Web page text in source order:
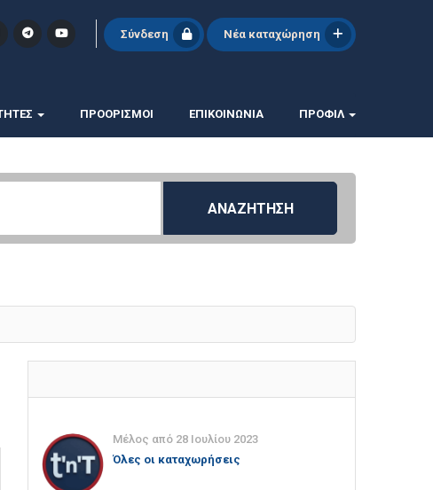
Σύνδεση Νέα καταχώρηση
ΠΡΟΟΡΙΣΜΟΙ ΕΠΙΚΟΙΝΩΝΊΑ ΠΡΟΦΊΛ
ΑΝΑΖΗΤΗΣΗ
Μέλος από 28 Ιουλίου 2023
Όλες οι καταχωρήσεις